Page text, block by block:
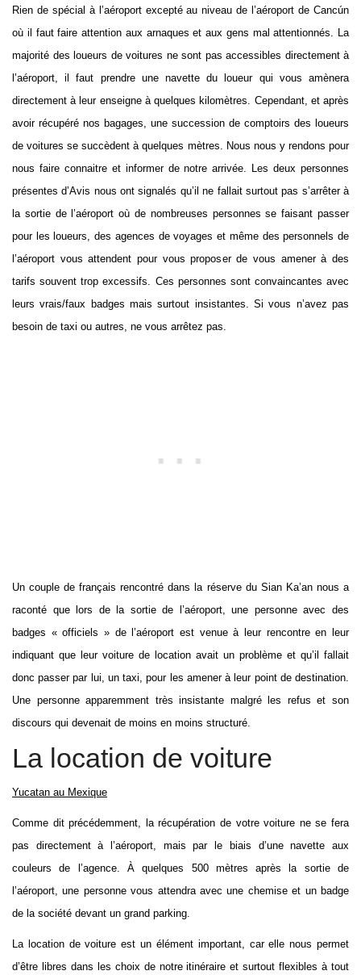
Rien de spécial à l’aéroport excepté au niveau de l’aéroport de Cancún
où il faut faire attention aux arnaques et aux gens mal attentionnés. La
majorité des loueurs de voitures ne sont pas accessibles directement à
l’aéroport, il faut prendre une navette du loueur qui vous amènera
directement à leur enseigne à quelques kilomètres. Cependant, et après
avoir récupéré nos bagages, une succession de comptoirs des loueurs
de voitures se succèdent à quelques mètres. Nous nous y rendons pour
nous faire connaitre et informer de notre arrivée. Les deux personnes
présentes d’Avis nous ont signalés qu’il ne fallait surtout pas s’arrêter à
la sortie de l’aéroport où de nombreuses personnes se faisant passer
pour les loueurs, des agences de voyages et même des personnels de
l’aéroport vous attendent pour vous proposer de vous amener à des
tarifs souvent trop excessifs. Ces personnes sont convaincantes avec
leurs vrais/faux badges mais surtout insistantes. Si vous n’avez pas
besoin de taxi ou autres, ne vous arrêtez pas.
Un couple de français rencontré dans la réserve du Sian Ka’an nous a
raconté que lors de la sortie de l’aéroport, une personne avec des
badges « officiels » de l’aéroport est venue à leur rencontre en leur
indiquant que leur voiture de location avait un problème et qu’il fallait
donc passer par lui, un taxi, pour les amener à leur point de destination.
Une personne apparemment très insistante malgré les refus et son
discours qui devenait de moins en moins structuré.
La location de voiture
Yucatan au Mexique
Comme dit précédemment, la récupération de votre voiture ne se fera
pas directement à l’aéroport, mais par le biais d’une navette aux
couleurs de l’agence. À quelques 500 mètres après la sortie de
l’aéroport, une personne vous attendra avec une chemise et un badge
de la société devant un grand parking.
La location de voiture est un élément important, car elle nous permet
d’être libres dans les choix de notre itinéraire et surtout flexibles à tout